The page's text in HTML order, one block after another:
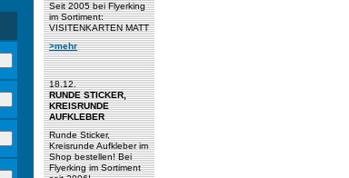
Seit 2005 bei Flyerking
im Sortiment:
VISITENKARTEN MATT
>mehr
18.12.
RUNDE STICKER,
KREISRUNDE
AUFKLEBER
Runde Sticker,
Kreisrunde Aufkleber im
Shop bestellen! Bei
Flyerking im Sortiment